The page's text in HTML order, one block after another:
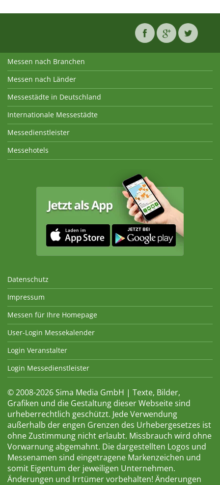
Messen nach Branchen
Messen nach Länder
Messestädte in Deutschland
Internationale Messestädte
Messedienstleister
Messehotels
Datenschutz
Impressum
Messen für Ihre Homepage
User-Login Messekalender
Login Veranstalter
Login Messedienstleister
© 2008-2026 Sima Media GmbH | Texte, Bilder,
Grafiken und die Gestaltung dieser Webseite sind
urheberrechtlich geschützt. Jede Verwendung
außerhalb der engen Grenzen des Urhebergesetzes ist
ohne Zustimmung nicht erlaubt. Missbrauch wird ohne
Vorwarnung abgemahnt. Die dargestellten Logos und
Messenamen sind eingetragene Markenzeichen und
somit Eigentum der jeweiligen Unternehmen.
Änderungen und Irrtümer vorbehalten! Änderungen